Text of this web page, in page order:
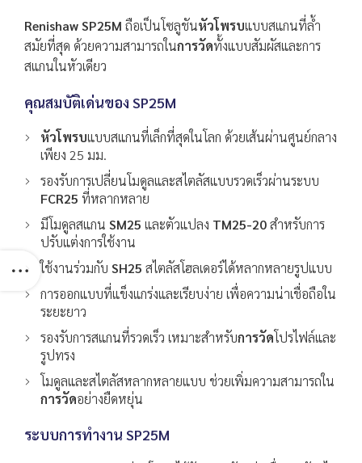
Renishaw SP25M ถือเป็นโซลูชันหัวโพรบแบบสแกนที่ล้ำ
สมัยที่สุด ด้วยความสามารถในการวัดทั้งแบบสัมผัสและการ
สแกนในหัวเดียว
คุณสมบัติเด่นของ SP25M
หัวโพรบแบบสแกนที่เล็กที่สุดในโลก ด้วยเส้นผ่านศูนย์กลาง
เพียง 25 มม.
รองรับการเปลี่ยนโมดูลและสไตลัสแบบรวดเร็วผ่านระบบ
FCR25 ที่หลากหลาย
มีโมดูลสแกน SM25 และตัวแปลง TM25-20สำหรับการ
ปรับแต่งการใช้งาน
ใช้งานร่วมกับ SH25 สไตลัสโฮลเดอร์ได้หลากหลายรูปแบบ
การออกแบบที่แข็งแกร่งและเรียบง่าย เพื่อความน่าเชื่อถือใน
ระยะยาว
รองรับการสแกนที่รวดเร็ว เหมาะสำหรับการวัดโปรไฟล์และ
รูปทรง
โมดูลและสไตลัสหลากหลายแบบ ช่วยเพิ่มความสามารถใน
การวัดอย่างยืดหยุ่น
ระบบการทำงาน SP25M